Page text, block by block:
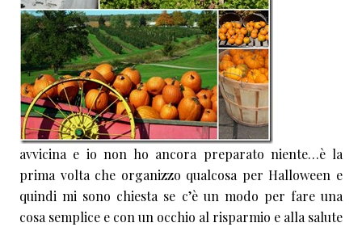
avvicina e io non ho ancora preparato niente…è la
prima volta che organizzo qualcosa per Halloween e
quindi mi sono chiesta se c’è un modo per fare una
cosa semplice e con un occhio al risparmio e alla salute